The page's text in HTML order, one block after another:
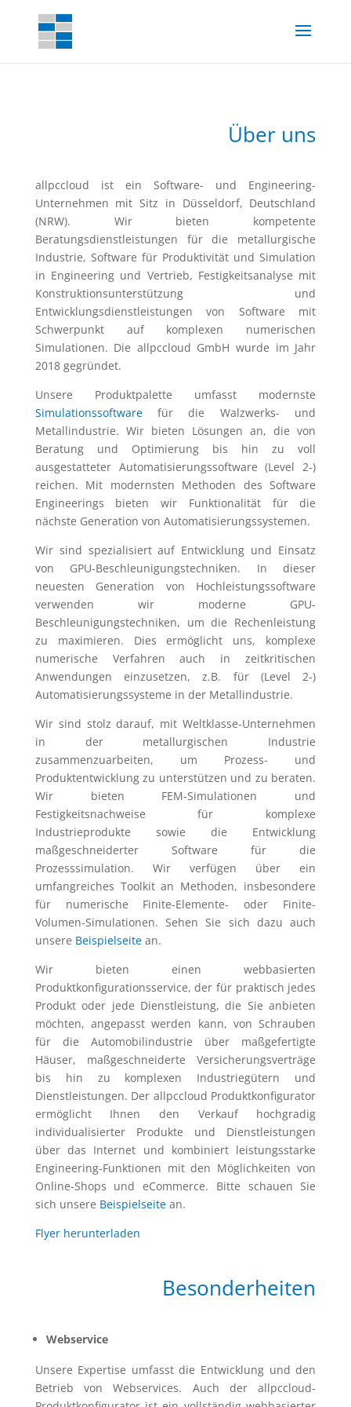
Über uns
allpccloud ist ein Software- und Engineering-
Unternehmen mit Sitz in Düsseldorf, Deutschland
(NRW). Wir bieten kompetente
Beratungsdienstleistungen für die metallurgische
Industrie, Software für Produktivität und Simulation
in Engineering und Vertrieb, Festigkeitsanalyse mit
Konstruktionsunterstützung und
Entwicklungsdienstleistungen von Software mit
Schwerpunkt auf komplexen numerischen
Simulationen. Die allpccloud GmbH wurde im Jahr
2018 gegründet.
Unsere Produktpalette umfasst modernste
Simulationssoftwarefür die Walzwerks- und
Metallindustrie. Wir bieten Lösungen an, die von
Beratung und Optimierung bis hin zu voll
ausgestatteter Automatisierungssoftware (Level 2-)
reichen. Mit modernsten Methoden des Software
Engineerings bieten wir Funktionalität für die
nächste Generation von Automatisierungssystemen.
Wir sind spezialisiert auf Entwicklung und Einsatz
von GPU-Beschleunigungstechniken. In dieser
neuesten Generation von Hochleistungssoftware
verwenden wir moderne GPU-
Beschleunigungstechniken, um die Rechenleistung
zu maximieren. Dies ermöglicht uns, komplexe
numerische Verfahren auch in zeitkritischen
Anwendungen einzusetzen, z.B. für (Level 2-)
Automatisierungssysteme in der Metallindustrie.
Wir sind stolz darauf, mit Weltklasse-Unternehmen
in der metallurgischen Industrie
zusammenzuarbeiten, um Prozess- und
Produktentwicklung zu unterstützen und zu beraten.
Wir bieten FEM-Simulationen und
Festigkeitsnachweise für komplexe
Industrieprodukte sowie die Entwicklung
maßgeschneiderter Software für die
Prozesssimulation. Wir verfügen über ein
umfangreiches Toolkit an Methoden, insbesondere
für numerische Finite-Elemente- oder Finite-
Volumen-Simulationen. Sehen Sie sich dazu auch
unsere Beispielseitean.
Wir bieten einen webbasierten
Produktkonfigurationsservice, der für praktisch jedes
Produkt oder jede Dienstleistung, die Sie anbieten
möchten, angepasst werden kann, von Schrauben
für die Automobilindustrie über maßgefertigte
Häuser, maßgeschneiderte Versicherungsverträge
bis hin zu komplexen Industriegütern und
Dienstleistungen. Der allpccloud Produktkonfigurator
ermöglicht Ihnen den Verkauf hochgradig
individualisierter Produkte und Dienstleistungen
über das Internet und kombiniert leistungsstarke
Engineering-Funktionen mit den Möglichkeiten von
Online-Shops und eCommerce. Bitte schauen Sie
sich unsere Beispielseitean.
Flyer herunterladen
Besonderheiten
Webservice
Unsere Expertise umfasst die Entwicklung und den
Betrieb von Webservices. Auch der allpccloud-